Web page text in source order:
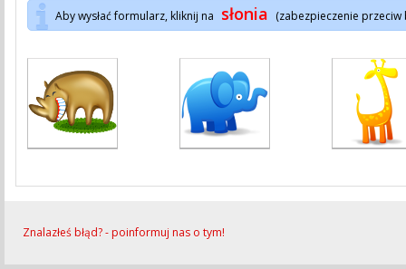
Aby wysłać formularz, kliknij na słonia (zabezpieczenie przeciw
Znalazłeś błąd? - poinformuj nas o tym!